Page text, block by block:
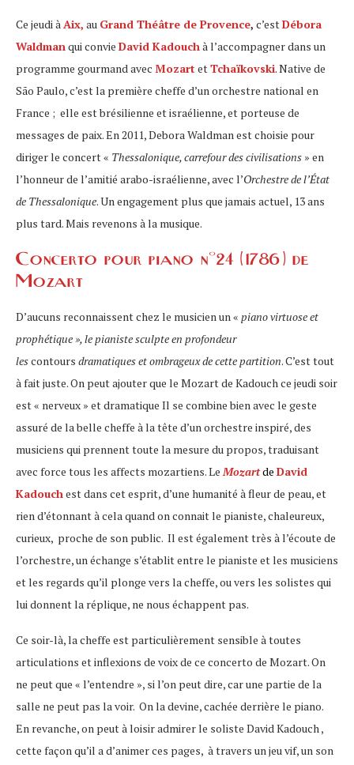
Ce jeudi à Aix, au Grand Théâtre de Provence, c’estDébora
Waldman qui convie David Kadouch à l’accompagner dans un
programme gourmand avec Mozart etTchaïkovski. Native de
São Paulo, c’est la première cheffe d’un orchestre national en
France ; elle est brésilienne et israélienne, et porteuse de
messages de paix. En 2011, Debora Waldman est choisie pour
diriger le concert « Thessalonique, carrefour des civilisations » en
l’honneur de l’amitié arabo-israélienne, avec l’Orchestre de l’État
de Thessalonique. Un engagement plus que jamais actuel, 13 ans
plus tard. Mais revenons à la musique.
Concerto pour piano n°24 (1786) de
Mozart
D’aucuns reconnaissent chez le musicien un « piano virtuose et
prophétique », le pianiste sculpte en profondeur
lescontours dramatiques et ombrageux de cette partition. C’est tout
à fait juste. On peut ajouter que le Mozart de Kadouch ce jeudi soir
est « nerveux » et dramatique Il se combine bien avec le geste
assuré de la belle cheffe à la tête d’un orchestre inspiré, des
musiciens qui prennent toute la mesure du propos, traduisant
avec force tous les affects mozartiens. Le Mozartde David
Kadouch est dans cet esprit, d’une humanité à fleur de peau, et
rien d’étonnant à cela quand on connait le pianiste, chaleureux,
curieux, proche de son public. Il est également très à l’écoute de
l’orchestre, un échange s’établit entre le pianiste et les musiciens
et les regards qu’il plonge vers la cheffe, ou vers les solistes qui
lui donnent la réplique, ne nous échappent pas.
Ce soir-là, la cheffe est particulièrement sensible à toutes
articulations et inflexions de voix de ce concerto de Mozart. On
ne peut que « l’entendre », si l’on peut dire, car une partie de la
salle ne peut pas la voir. On la devine, cachée derrière le piano.
En revanche, on peut à loisir admirer le soliste David Kadouch ,
cette façon qu’il a d’animer ces pages, à travers un jeu vif, un son